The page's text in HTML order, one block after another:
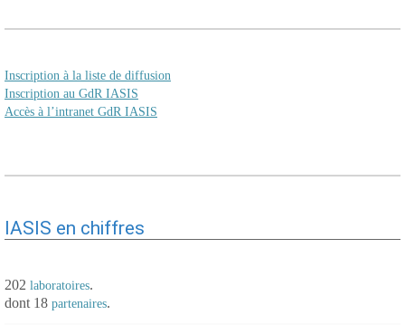
Inscription à la liste de diffusion
Inscription au GdR IASIS
Accès à l’intranet GdR IASIS
IASIS en chiffres
202 laboratoires.
dont 18 partenaires.